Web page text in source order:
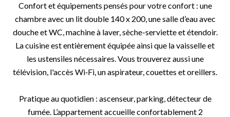
Confort et équipements pensés pour votre confort : une
chambre avec un lit double 140 x 200, une salle d’eau avec
douche et WC, machine à laver, sèche-serviette et étendoir.
La cuisine est entièrement équipée ainsi que la vaisselle et
les ustensiles nécessaires. Vous trouverez aussi une
télévision, l'accès Wi‑Fi, un aspirateur, couettes et oreillers.
Pratique au quotidien : ascenseur, parking, détecteur de
fumée. L’appartement accueille confortablement 2